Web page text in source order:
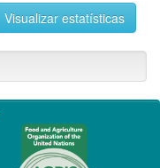
Visualizar estatísticas